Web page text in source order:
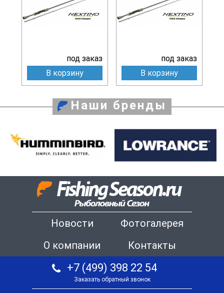
под заказ
В корзину
под заказ
В корзину
Наши бренды
Новости
Фотогалерея
О компании
Контакты
+7 (499) 398 22 54
Заказать обратный звонок